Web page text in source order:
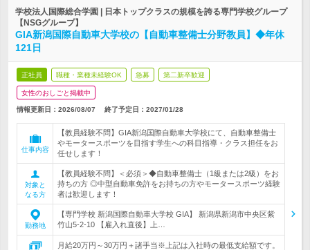
学校法人国際総合学園 | 日本トップクラスの規模を誇る専門学校グループ
【NSGグループ】
GIA新潟国際自動車大学校の【自動車整備士分野教員】◆年休
121日
正社員 職種・業種未経験OK 急募 第二新卒歓迎
女性のおしごと掲載中
情報更新日：2026/08/07 終了予定日： 2027/01/28
仕事内容
【教員経験不問】GIA新潟国際自動車大学校にて、自動車整備士
やモータースポーツを目指す学生への科目指導・クラス担任をお
任せします！
対象と
なる方
【教員経験不問】＜必須＞◆自動車整備士（1級または2級）をお
持ちの方 ◎中型自動車免許をお持ちの方やモータースポーツ経験
者は歓迎します！
勤務地
【専門学校 新潟国際自動車大学校 GIA】 新潟県新潟市中央区紫
竹山5-2-10 【雇入れ直後】上…
月給20万円～30万円＋諸手当※上記は入社時の最低支給額です。